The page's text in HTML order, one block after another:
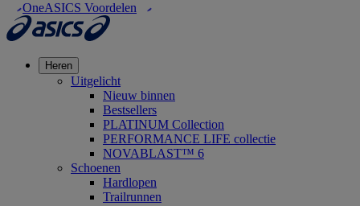
OneASICS Voordelen
Heren
Uitgelicht
Nieuw binnen
Bestsellers
PLATINUM Collection
PERFORMANCE LIFE collectie
NOVABLAST™ 6
Schoenen
Hardlopen
Trailrunnen